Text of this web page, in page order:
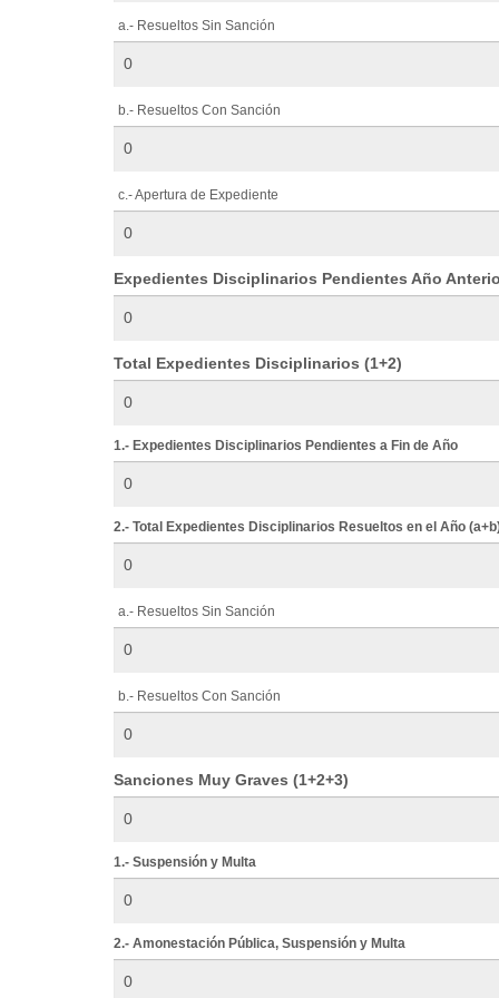
a.- Resueltos Sin Sanción
b.- Resueltos Con Sanción
c.- Apertura de Expediente
Expedientes Disciplinarios Pendientes Año
Total Expedientes Disciplinarios (1+2)
1.- Expedientes Disciplinarios Pendientes a Fin de Año
2.- Total Expedientes Disciplinarios Resueltos en el Año
a.- Resueltos Sin Sanción
b.- Resueltos Con Sanción
Sanciones Muy Graves (1+2+3)
1.- Suspensión y Multa
2.- Amonestación Pública, Suspensión y Multa